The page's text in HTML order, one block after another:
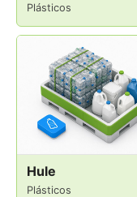
Plásticos
Hule
Plásticos